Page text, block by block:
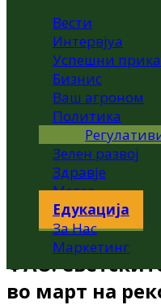
Вести
Интервјуа
Успешни
Бизнис
Ваш агроном
Политика
Зелен развој
Здравје
Метео
Едукација
За Нас
Маркетинг
ФАО:
во март на